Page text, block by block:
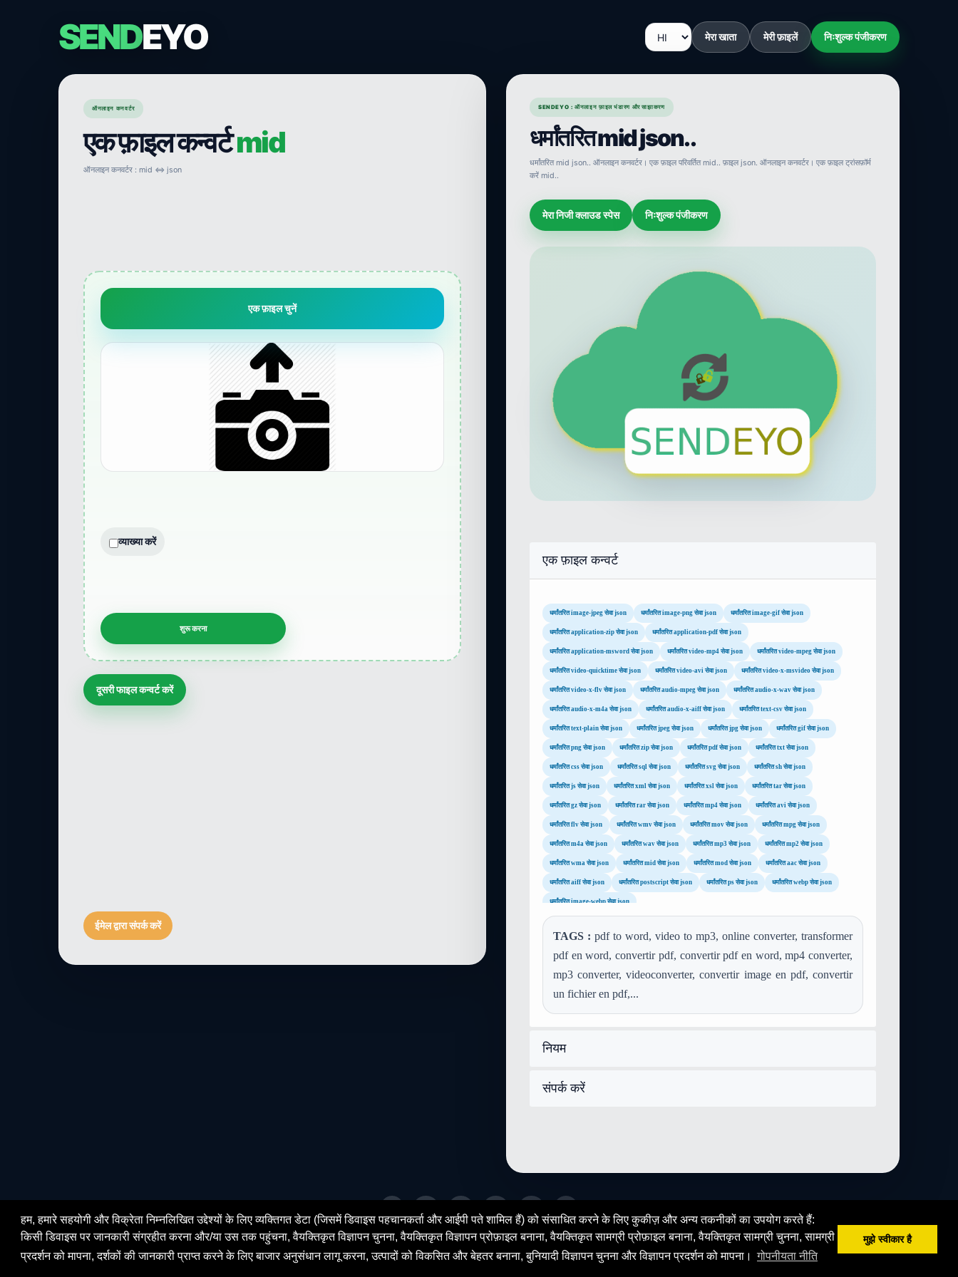
हम, हमारे सहयोगी और विक्रेता निम्नलिखित उद्देश्यों के लिए व्यक्तिगत डेटा (जिसमें डिवाइस पहचानकर्ता और आईपी पते शामिल हैं) को संसाधित करने के लिए कुकीज़ और अन्य तकनीकों का उपयोग करते हैं:
किसी डिवाइस पर जानकारी संग्रहीत करना और/या उस तक पहुंचना, वैयक्तिकृत विज्ञापन चुनना, वैयक्तिकृत विज्ञापन प्रोफ़ाइल बनाना, वैयक्तिकृत सामग्री प्रोफ़ाइल बनाना, वैयक्तिकृत सामग्री चुनना, सामग्री
प्रदर्शन को मापना, दर्शकों की जानकारी प्राप्त करने के लिए बाजार अनुसंधान लागू करना, उत्पादों को विकसित और बेहतर बनाना, बुनियादी विज्ञापन चुनना और विज्ञापन प्रदर्शन को मापना।
गोपनीयता नीति
मुझे स्वीकार है
SENDEYO मेरा खाता मेरी फ़ाइलें निःशुल्क पंजीकरण
ऑनलाइन कनवर्टर
एक फ़ाइल कन्वर्टmid
ऑनलाइन कनवर्टर : mid ⇔ json
एक फ़ाइल चुनें
व्याख्या करें
दूसरी फाइल कन्वर्ट करें
ईमेल द्वारा संपर्क करें
SENDEYO : ऑनलाइन फ़ाइल भंडारण और साझाकरण
धर्मांतरित mid json..
धर्मांतरित mid json.. ऑनलाइन कनवर्टर। एक फ़ाइल परिवर्तित mid.. फ़ाइल json. ऑनलाइन कनवर्टर। एक फ़ाइल ट्रांसफ़ॉर्म
करें mid..
मेरा निजी क्लाउड स्पेस निःशुल्क पंजीकरण
एक फ़ाइल कन्वर्ट
धर्मांतरित image-jpeg सेवा json धर्मांतरित image-png सेवा json धर्मांतरित image-gif सेवा json
धर्मांतरित application-zip सेवा json धर्मांतरित application-pdf सेवा json
धर्मांतरित application-msword सेवा json धर्मांतरित video-mp4 सेवा json धर्मांतरित video-mpeg सेवा json
धर्मांतरित video-quicktime सेवा json धर्मांतरित video-avi सेवा json धर्मांतरित video-x-msvideo सेवा json
धर्मांतरित video-x-flv सेवा json धर्मांतरित audio-mpeg सेवा json धर्मांतरित audio-x-wav सेवा json
धर्मांतरित audio-x-m4a सेवा json धर्मांतरित audio-x-aiff सेवा json धर्मांतरित text-csv सेवा json
धर्मांतरित text-plain सेवा json धर्मांतरित jpeg सेवा json धर्मांतरित jpg सेवा json धर्मांतरित gif सेवा json
धर्मांतरित png सेवा json धर्मांतरित zip सेवा json धर्मांतरित pdf सेवा json धर्मांतरित txt सेवा json
धर्मांतरित css सेवा json धर्मांतरित sql सेवा json धर्मांतरित svg सेवा json धर्मांतरित sh सेवा json
धर्मांतरित js सेवा json धर्मांतरित xml सेवा json धर्मांतरित xsl सेवा json धर्मांतरित tar सेवा json
धर्मांतरित gz सेवा json धर्मांतरित rar सेवा json धर्मांतरित mp4 सेवा json धर्मांतरित avi सेवा json
धर्मांतरित flv सेवा json धर्मांतरित wmv सेवा json धर्मांतरित mov सेवा json धर्मांतरित mpg सेवा json
धर्मांतरित m4a सेवा json धर्मांतरित wav सेवा json धर्मांतरित mp3 सेवा json धर्मांतरित mp2 सेवा json
धर्मांतरित wma सेवा json धर्मांतरित mid सेवा json धर्मांतरित mod सेवा json धर्मांतरित aac सेवा json
धर्मांतरित aiff सेवा json धर्मांतरित postscript सेवा json धर्मांतरित ps सेवा json धर्मांतरित webp सेवा json
धर्मांतरित image-webp सेवा json
TAGS : pdf to word, video to mp3, online converter, transformer
pdf en word, convertir pdf, convertir pdf en word, mp4 converter,
mp3 converter, videoconverter, convertir image en pdf, convertir
un fichier en pdf,...
नियम
संपर्क करें
© 2026 SENDEYO - All rights reserved